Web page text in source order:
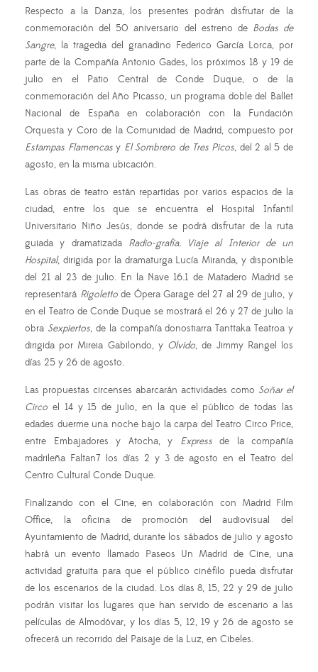
Respecto a la Danza, los presentes podrán disfrutar de la
conmemoración del 50 aniversario del estreno de Bodas de
Sangre, la tragedia del granadino Federico García Lorca, por
parte de la Compañía Antonio Gades, los próximos 18 y 19 de
julio en el Patio Central de Conde Duque, o de la
conmemoración del Año Picasso, un programa doble del Ballet
Nacional de España en colaboración con la Fundación
Orquesta y Coro de la Comunidad de Madrid, compuesto por
Estampas Flamencasy El Sombrero de Tres Picos, del 2 al 5 de
agosto, en la misma ubicación.
Las obras de teatro están repartidas por varios espacios de la
ciudad, entre los que se encuentra el Hospital Infantil
Universitario Niño Jesús, donde se podrá disfrutar de la ruta
guiada y dramatizada Radio-grafía. Viaje al Interior de un
Hospital, dirigida por la dramaturga Lucía Miranda, y disponible
del 21 al 23 de julio. En la Nave 16.1 de Matadero Madrid se
representará Rigolettode Ópera Garage del 27 al 29 de julio, y
en el Teatro de Conde Duque se mostrará el 26 y 27 de julio la
obra Sexpiertos, de la compañía donostiarra Tanttaka Teatroa y
dirigida por Mireia Gabilondo, y Olvido, de Jimmy Rangel los
días 25 y 26 de agosto.
Las propuestas circenses abarcarán actividades como Soñar el
Circo el 14 y 15 de julio, en la que el público de todas las
edades duerme una noche bajo la carpa del Teatro Circo Price,
entre Embajadores y Atocha, y Expressde la compañía
madrileña Faltan7 los días 2 y 3 de agosto en el Teatro del
Centro Cultural Conde Duque.
Finalizando con el Cine, en colaboración con Madrid Film
Office, la oficina de promoción del audiovisual del
Ayuntamiento de Madrid, durante los sábados de julio y agosto
habrá un evento llamado Paseos Un Madrid de Cine, una
actividad gratuita para que el público cinéfilo pueda disfrutar
de los escenarios de la ciudad. Los días 8, 15, 22 y 29 de julio
podrán visitar los lugares que han servido de escenario a las
películas de Almodóvar, y los días 5, 12, 19 y 26 de agosto se
ofrecerá un recorrido del Paisaje de la Luz, en Cibeles.